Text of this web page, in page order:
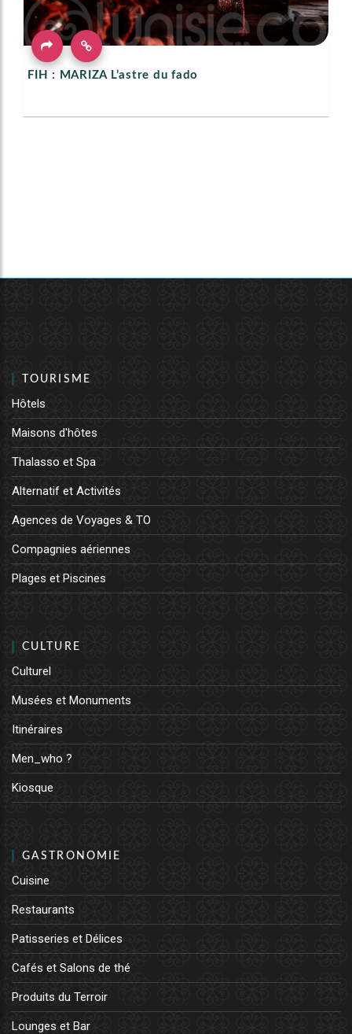
FIH : MARIZA L’astre du fado
TOURISME
Hôtels
Maisons d'hôtes
Thalasso et Spa
Alternatif et Activités
Agences de Voyages & TO
Compagnies aériennes
Plages et Piscines
CULTURE
Culturel
Musées et Monuments
Itinéraires
Men_who ?
Kiosque
GASTRONOMIE
Cuisine
Restaurants
Patisseries et Délices
Cafés et Salons de thé
Produits du Terroir
Lounges et Bar